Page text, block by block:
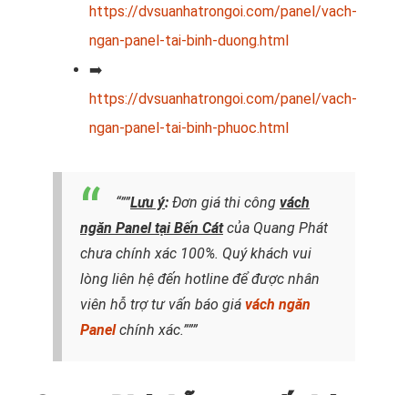
https://dvsuanhatrongoi.com/panel/vach-
ngan-panel-tai-binh-duong.html
➡️
https://dvsuanhatrongoi.com/panel/vach-
ngan-panel-tai-binh-phuoc.html
“””Lưu ý: Đơn giá thi công vách
ngăn Panel tại Bến Cátcủa Quang Phát
chưa chính xác 100%. Quý khách vui
lòng liên hệ đến hotline để được nhân
viên hỗ trợ tư vấn báo giá vách ngăn
Panelchính xác.”””